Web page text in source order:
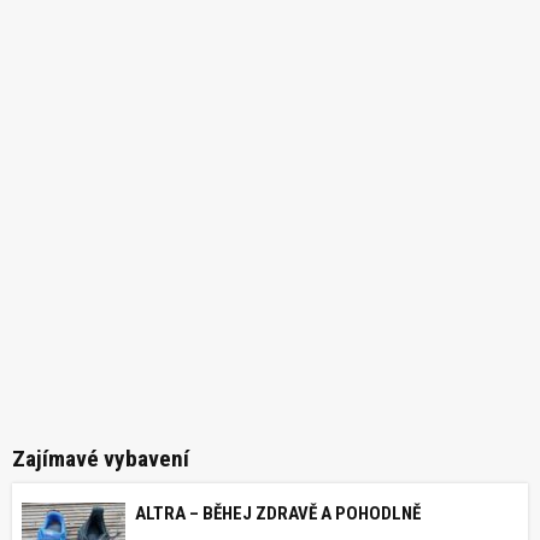
Zajímavé vybavení
ALTRA – BĚHEJ ZDRAVĚ A POHODLNĚ